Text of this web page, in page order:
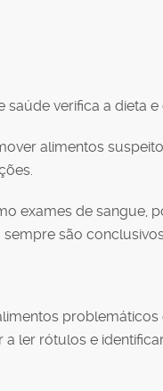
saúde verifica a dieta e
alimentos
exames de sangue,
são
problemáticos
ler rótulos e